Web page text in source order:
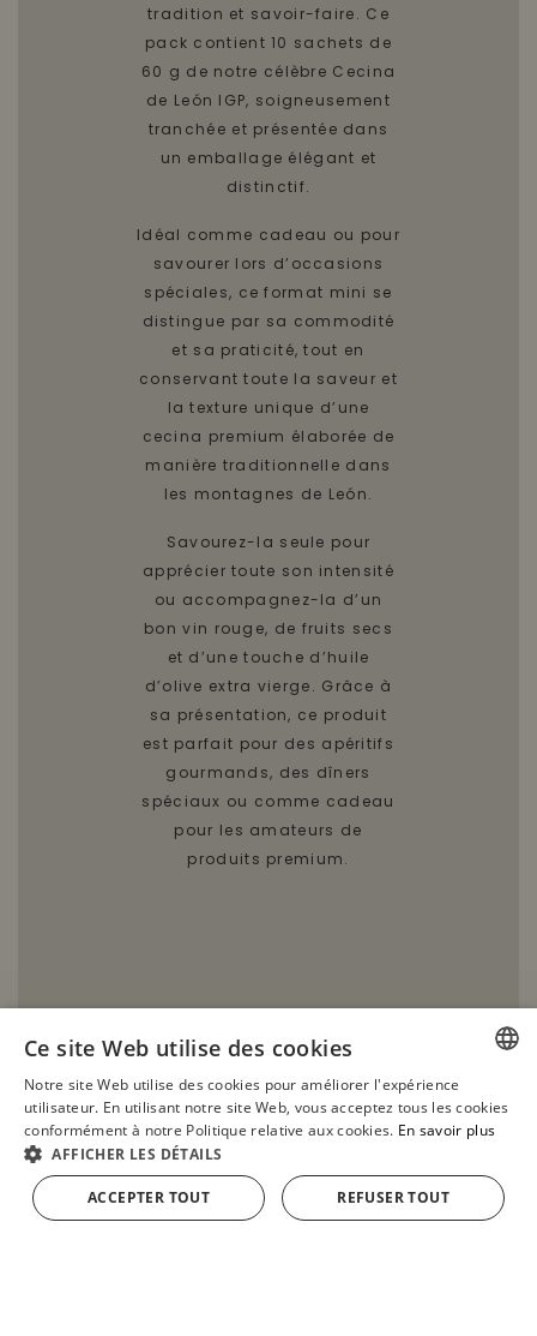
AJOUTER AU PANIER
tradition et savoir-faire. Ce
pack contient 10 sachets de
60 g de notre célèbre Cecina
de León IGP, soigneusement
tranchée et présentée dans
un emballage élégant et
distinctif.
Idéal comme cadeau ou pour
savourer lors d’occasions
spéciales, ce format mini se
distingue par sa commodité
et sa praticité, tout en
conservant toute la saveur et
la texture unique d’une
cecina premium élaborée de
manière traditionnelle dans
les montagnes de León.
Savourez-la seule pour
apprécier toute son intensité
ou accompagnez-la d’un
bon vin rouge, de fruits secs
et d’une touche d’huile
d’olive extra vierge. Grâce à
sa présentation, ce produit
est parfait pour des apéritifs
gourmands, des dîners
spéciaux ou comme cadeau
pour les amateurs de
produits premium.
Voir plus de produits de
SPANISH
ENGLISH
FRENCH
GERMAN
Ce site Web utilise des cookies
Notre site Web utilise des cookies pour améliorer l'expérience
utilisateur. En utilisant notre site Web, vous acceptez tous les cookies
conformément à notre Politique relative aux cookies. En savoir plus
AFFICHER LES DÉTAILS
ACCEPTER TOUT REFUSER TOUT